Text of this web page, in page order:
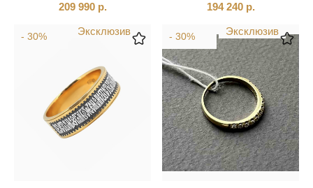
209 990 р.
194 240 р.
Эксклюзив
- 30% Эксклюзив
- 30%